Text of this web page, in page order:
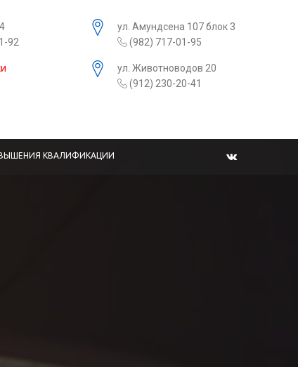
92
ул. Амундсена 107 блок 3
(982) 717-01-95
ул. Животноводов 20
(912) 230-20-41
КВАЛИФИКАЦИИ